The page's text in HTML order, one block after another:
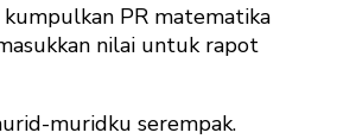
kumpulkan PR matematika
nilai untuk rapot
muridku serempak.